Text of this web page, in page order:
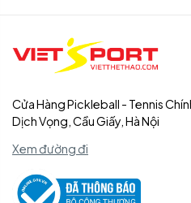
Cửa Hàng Pickleball - Tennis
Dịch Vọng, Cầu Giấy, Hà Nội
Xem đường đi